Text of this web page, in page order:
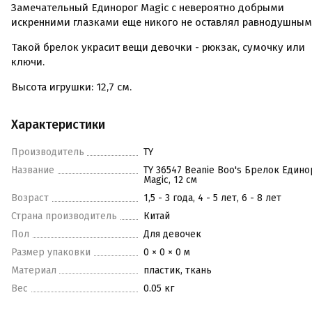
Замечательный Единорог Magic с невероятно добрыми
искренними глазками еще никого не оставлял
Такой брелок украсит вещи девочки - рюкзак, сумочку или
ключи.
Высота игрушки: 12,7 см.
Характеристики
Производитель
TY
Название
TY 36547 Beanie Boo's Брелок
Magic, 12 см
Возраст
1,5 - 3 года, 4 - 5 лет, 6 - 8 лет
Страна производитель
Китай
Пол
Для девочек
Размер упаковки
0 × 0 × 0 м
Материал
пластик, ткань
Вес
0.05 кг